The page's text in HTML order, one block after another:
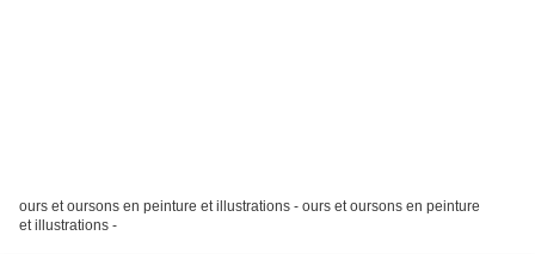
ours et oursons en peinture et illustrations - ours et oursons en peinture
et illustrations -